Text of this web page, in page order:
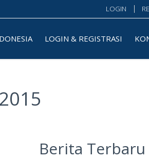
LOGIN
LOGIN & REGISTRASI
Berita Terbaru